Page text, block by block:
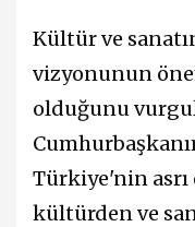
Kültür ve
vizyonunun
olduğunu
Türkiye'nin
kültürden ve